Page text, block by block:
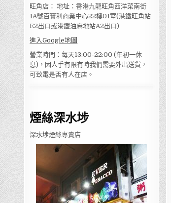
旺角店： 地址：香港九龍旺角西洋菜南街
1A號百寶利商業中心22樓01室(港鐵旺角站
E2出口或港鐵油麻地站A2出口)
進入Google地圖
營業時間：每天13:00-22:00 (年初一休
息)，因人手有限有時我們需要外出送貨，
可致電是否有人在店。
煙絲深水埗
深水埗煙絲專賣店